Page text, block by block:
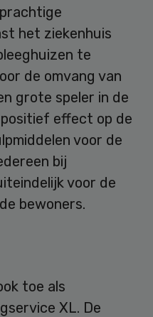
het ziekenhuis
te
de omvang van
grote speler in de
effect op de
voor de
bij
voor de
bewoners.
toe als
XL. De